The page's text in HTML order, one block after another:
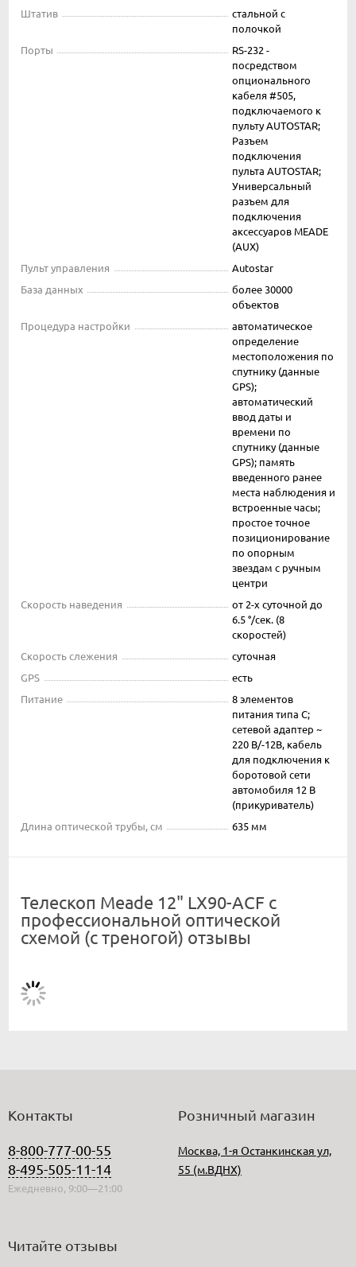
Штатив
стальной с
полочкой
Порты
RS-232 -
посредством
опционального
кабеля #505,
подключаемого к
пульту AUTOSTAR;
Разъем
подключения
пульта AUTOSTAR;
Универсальный
разъем для
подключения
аксессуаров MEADE
(AUX)
Пульт управления
Autostar
База данных
более 30000
объектов
Процедура настройки
автоматическое
определение
местоположения по
спутнику (данные
GPS);
автоматический
ввод даты и
времени по
спутнику (данные
GPS); память
введенного ранее
места наблюдения и
встроенные часы;
простое точное
позиционирование
по опорным
звездам с ручным
центри
Скорость наведения
от 2-х суточной до
6.5 °/сек. (8
скоростей)
Скорость слежения
суточная
GPS
есть
Питание
8 элементов
питания типа С;
сетевой адаптер ~
220 В/-12В, кабель
для подключения к
боротовой сети
автомобиля 12 В
(прикуриватель)
Длина оптической трубы, см
635 мм
Телескоп Meade 12" LX90-ACF с
профессиональной оптической
схемой (с треногой) отзывы
Контакты
8-800-777-00-55
8-495-505-11-14
Ежедневно, 9:00—21:00
Розничный магазин
Москва, 1-я Останкинская ул,
55 (м.ВДНХ)
Читайте отзывы